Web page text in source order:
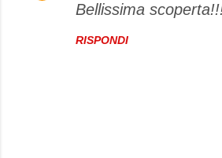
Bellissima
RISPONDI